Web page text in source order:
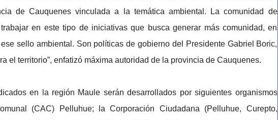
de Cauquenes vinculada a la temática ambiental. La comunidad de
en este tipo de iniciativas que busca generar más comunidad, en
sello ambiental. Son políticas de gobierno del Presidente Gabriel Boric,
el territorio”, enfatizó máxima autoridad de la provincia de Cauquenes.
en la región Maule serán desarrollados por siguientes organismos
(CAC) Pelluhue; la Corporación Ciudadana (Pelluhue, Curepto,